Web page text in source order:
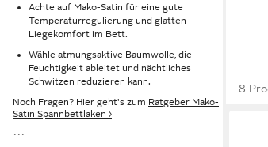
Achte auf Mako-Satin für eine gute
Temperaturregulierung und glatten
Liegekomfort im Bett.
Wähle atmungsaktive Baumwolle, die
Feuchtigkeit ableitet und nächtliches
Schwitzen reduzieren kann.
Noch Fragen? Hier geht's zum Ratgeber Mako-
Satin Spannbettlaken ›
```
8